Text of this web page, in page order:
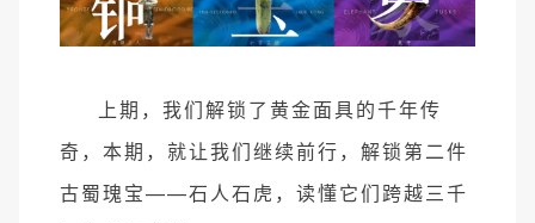
上期，我们解锁了黄金面具的千年传
奇，本期，就让我们继续前行，解锁第二件
古蜀瑰宝——石人石虎，读懂它们跨越三千